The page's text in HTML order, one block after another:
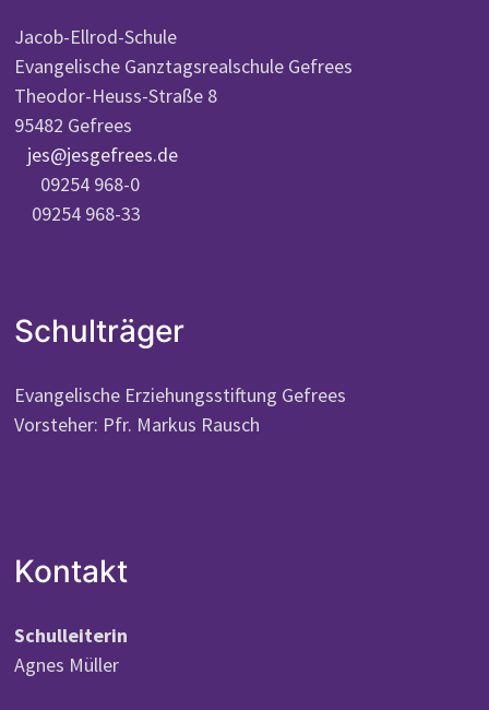
Jacob-Ellrod-Schule
Evangelische Ganztagsrealschule Gefrees
Theodor-Heuss-Straße 8
95482 Gefrees
jes@jesgefrees.de
09254 968-0
09254 968-33
Schulträger
Evangelische Erziehungsstiftung Gefrees
Vorsteher: Pfr. Markus Rausch
Kontakt
Schulleiterin
Agnes Müller